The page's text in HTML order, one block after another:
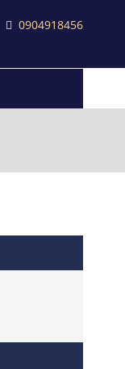
0904918456